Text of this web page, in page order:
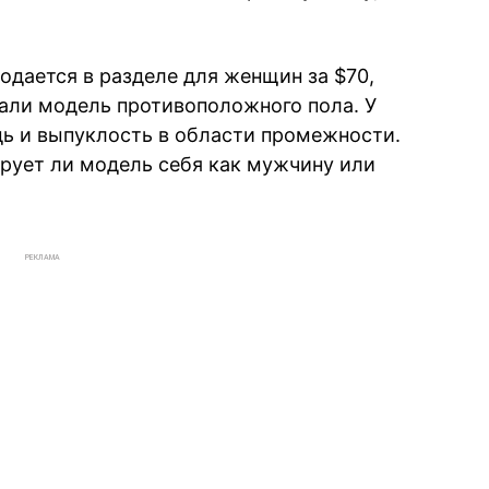
в разделе для женщин за $70,
модель противоположного пола. У
и выпуклость в области промежности.
ли модель себя как мужчину или
РЕКЛАМА